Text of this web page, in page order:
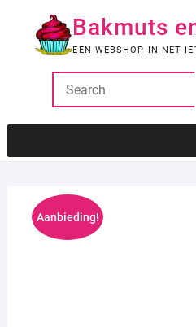
Bakmuts
EEN WEBSHOP IN NET
Aanbieding!